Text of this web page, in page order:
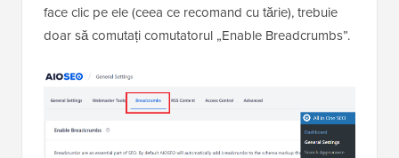
face clic pe ele (ceea ce recomand cu tărie), trebuie
doar să comutați comutatorul „Enable Breadcrumbs”.